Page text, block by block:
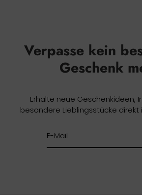
Verpasse kein
Geschenk
Erhalte neue Geschenkideen,
besondere Lieblingsstücke direkt